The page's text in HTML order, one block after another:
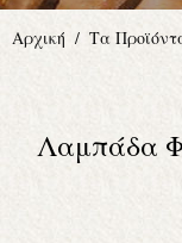
Αρχική Τα
Λαμπάδα